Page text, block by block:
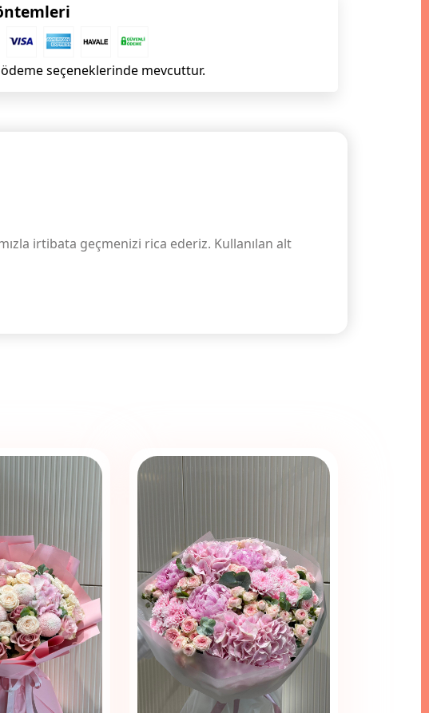
seçeneklerinde mevcuttur.
irtibata geçmenizi rica ederiz. Kullanılan alt